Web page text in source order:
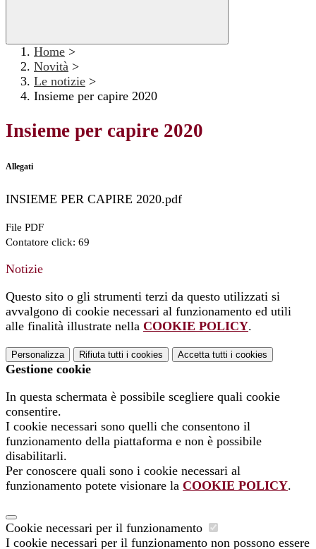
Home >
Novità >
Le notizie >
Insieme per capire 2020
Insieme per capire 2020
Allegati
INSIEME PER CAPIRE 2020.pdf
File PDF
Contatore click: 69
Notizie
Questo sito o gli strumenti terzi da questo utilizzati si
avvalgono di cookie necessari al funzionamento ed utili
alle finalità illustrate nella COOKIE POLICY.
Personalizza Rifiuta tutti i cookies Accetta tutti i cookies
Gestione cookie
In questa schermata è possibile scegliere quali cookie
consentire.
I cookie necessari sono quelli che consentono il
funzionamento della piattaforma e non è possibile
disabilitarli.
Per conoscere quali sono i cookie necessari al
funzionamento potete visionare la COOKIE POLICY.
Cookie necessari per il funzionamento
I cookie necessari per il funzionamento non possono essere